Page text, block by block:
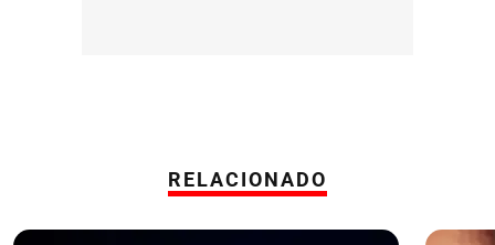
RELACIONADO